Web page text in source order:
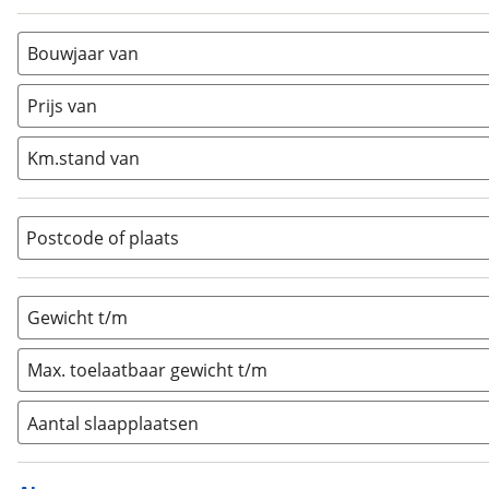
Alkoof (0)
Busmodel
Caravan (0)
Half-integraal
Integraal (0)
Opzetunit (0
Vouwwagen (0)
Bouwjaar van
Prijs van
Km.stand van
Postcode of plaats
Gewicht t/m
Max. toelaatbaar gewicht t/m
Aantal slaapplaatsen
1 (0)